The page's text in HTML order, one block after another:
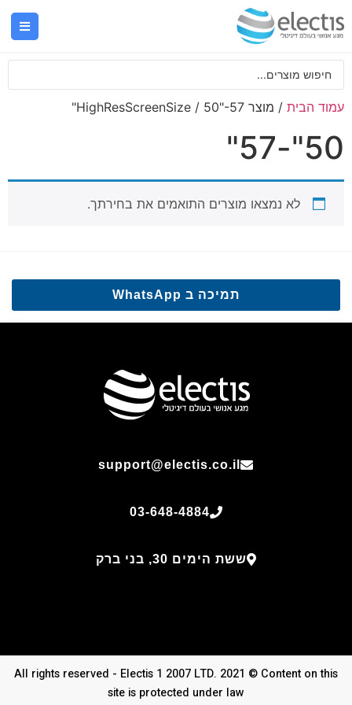
עמוד הבית / מוצר HighResScreenSize / 50"-57"
50"-57"
לא נמצאו מוצרים התואמים את בחירתך.
תמיכה ב WhatsApp
support@electis.co.il
03-648-4884
ששת הימים 30, בני ברק
All rights reserved - Electis 1 2007 LTD. 2021 © Content on this
site is protected under law